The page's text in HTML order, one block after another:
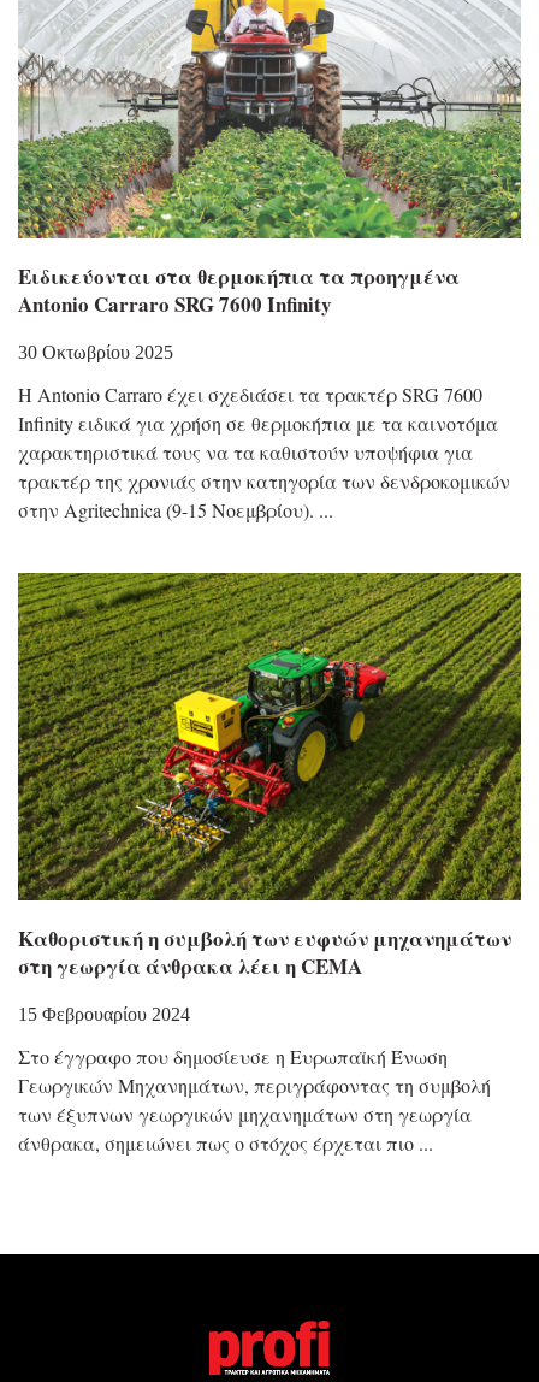
Ειδικεύονται στα θερμοκήπια τα προηγμένα
Antonio Carraro SRG 7600 Infinity
30 Οκτωβρίου 2025
Η Antonio Carraro έχει σχεδιάσει τα τρακτέρ SRG 7600
Infinity ειδικά για χρήση σε θερμοκήπια με τα καινοτόμα
χαρακτηριστικά τους να τα καθιστούν υποψήφια για
τρακτέρ της χρονιάς στην κατηγορία των δενδροκομικών
στην Agritechnica (9-15 Νοεμβρίου).
Καθοριστική η συμβολή των ευφυών μηχανημάτων
στη γεωργία άνθρακα λέει η CEMA
15 Φεβρουαρίου 2024
Στο έγγραφο που δημοσίευσε η Ευρωπαϊκή Ένωση
Γεωργικών Μηχανημάτων, περιγράφοντας τη συμβολή
των έξυπνων γεωργικών μηχανημάτων στη γεωργία
άνθρακα, σημειώνει πως ο στόχος έρχεται πιο